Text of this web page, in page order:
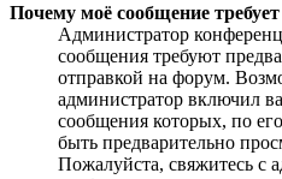
Почему моё сообщение
Администратор
сообщения требуют
отправкой на форум.
администратор включил
сообщения которых, по
быть предварительно
Пожалуйста, свяжитесь с